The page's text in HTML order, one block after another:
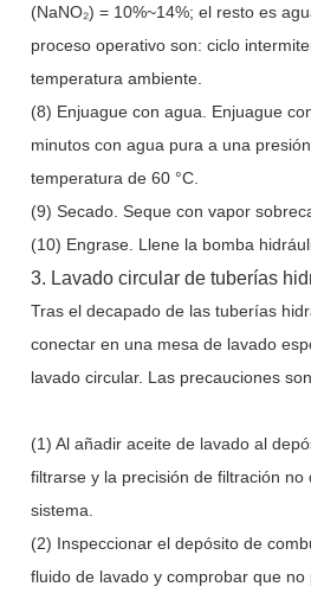
(NaNO₂) = 10%~14%; el resto es
proceso operativo son: ciclo
temperatura ambiente.
(8) Enjuague con agua. Enjuague
minutos con agua pura a una
temperatura de 60 °C.
(9) Secado. Seque con vapor
(10) Engrase. Llene la bomba
3. Lavado circular de tuberías
Tras el decapado de las tuberías
conectar en una mesa de lavado
lavado circular. Las precauciones
(1) Al añadir aceite de lavado al
filtrarse y la precisión de filtración
sistema.
(2) Inspeccionar el depósito de
fluido de lavado y comprobar que no